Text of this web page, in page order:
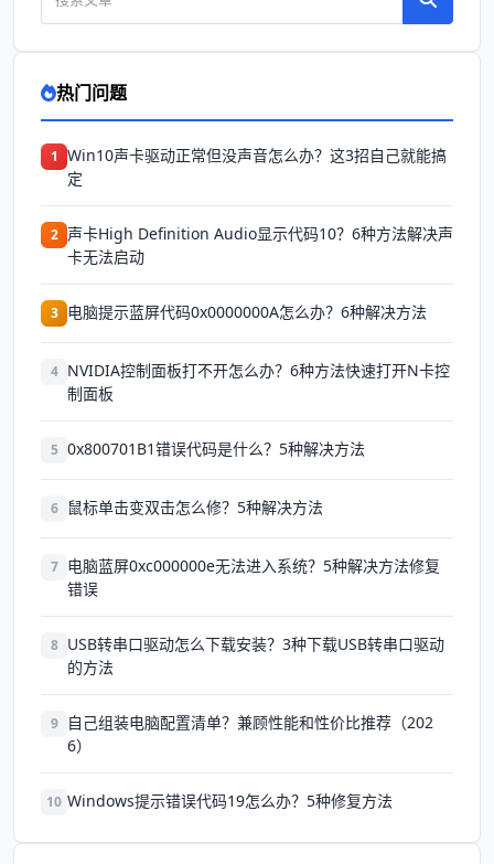
热门问题
1 Win10声卡驱动正常但没声音怎么办？这3招自己就能搞
定
2 声卡High Definition Audio显示代码10？6种方法解决声
卡无法启动
3 电脑提示蓝屏代码0x0000000A怎么办？6种解决方法
4 NVIDIA控制面板打不开怎么办？6种方法快速打开N卡控
制面板
5 0x800701B1错误代码是什么？5种解决方法
6 鼠标单击变双击怎么修？5种解决方法
7 电脑蓝屏0xc000000e无法进入系统？5种解决方法修复
错误
8 USB转串口驱动怎么下载安装？3种下载USB转串口驱动
的方法
9
自己组装电脑配置清单？兼顾性能和性价比推荐（202
6）
10 Windows提示错误代码19怎么办？5种修复方法